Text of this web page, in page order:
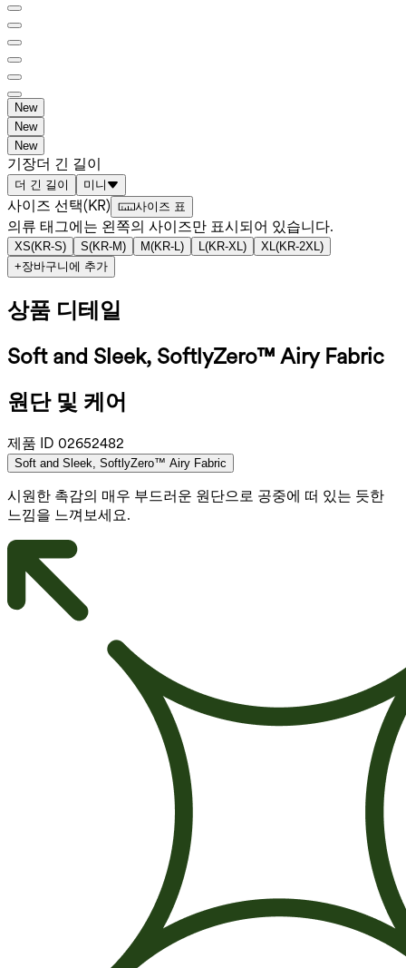
New
New
New
기장더 긴 길이
더 긴 길이 미니
사이즈 선택(KR) 사이즈 표
의류 태그에는 왼쪽의 사이즈만 표시되어 있습니다.
XS(KR-S) S(KR-M) M(KR-L) L(KR-XL) XL(KR-2XL)
+장바구니에 추가
상품 디테일
Soft and Sleek, SoftlyZero™ Airy Fabric
원단 및 케어
제품 ID 02652482
Soft and Sleek, SoftlyZero™ Airy Fabric
시원한 촉감의 매우 부드러운 원단으로 공중에 떠 있는 듯한
느낌을 느껴보세요.